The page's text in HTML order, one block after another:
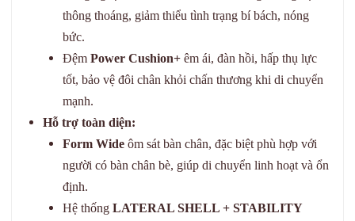
thông thoáng, giảm thiểu tình trạng bí bách, nóng
bức.
Đệm Power Cushion+ êm ái, đàn hồi, hấp thụ lực
tốt, bảo vệ đôi chân khỏi chấn thương khi di chuyển
mạnh.
Hỗ trợ toàn diện:
Form Wide ôm sát bàn chân, đặc biệt phù hợp với
người có bàn chân bè, giúp di chuyển linh hoạt và ổn
định.
Hệ thống LATERAL SHELL + STABILITY